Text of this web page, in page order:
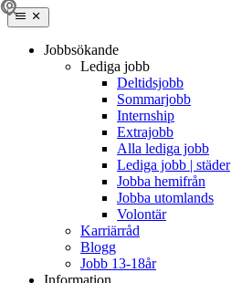
Jobbsökande
Lediga jobb
Deltidsjobb
Sommarjobb
Internship
Extrajobb
Alla lediga jobb
Lediga jobb | städer
Jobba hemifrån
Jobba utomlands
Volontär
Karriärråd
Blogg
Jobb 13-18år
Information